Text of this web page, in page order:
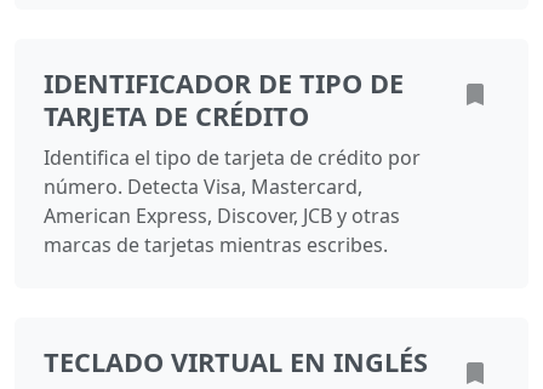
IDENTIFICADOR DE TIPO DE
TARJETA DE CRÉDITO
Identifica el tipo de tarjeta de crédito por
número. Detecta Visa, Mastercard,
American Express, Discover, JCB y otras
marcas de tarjetas mientras escribes.
TECLADO VIRTUAL EN INGLÉS